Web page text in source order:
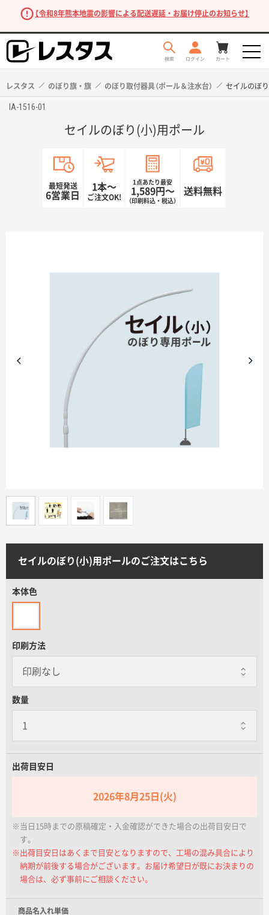
【令和8年熊本地震の影響による配送遅延・お届け停止のお知らせ】
商品カテゴリーから探す
ターゲットから探す
目的・シーンから探す
印刷色から探す
サイトメニュー
データ入稿ガイド
レスタス のぼり旗・旗 のぼり取付器具（ポール＆注水台） セイルのぼ
IA-1516-01
セイルのぼり(小)用ポール
最短発送
6営業日
1本〜
ご注文OK!
1点あたり最安
1,589円〜
（印刷料込・税込）
送料無料
セイルのぼり(小)用ポールのご注文はこちら
本体色
印刷方法
数量
出荷目安日
2026年8月25日(火)
※当日15時までの原稿確定・入金確認ができた場合の出荷目安日で
す。
※出荷目安日はあくまで目安となりますので、工場の混み具合により
納期が前後する場合がございます。お届け希望日が既にお決まりの
場合は、必ず事前にご相談ください。
商品名入れ単価